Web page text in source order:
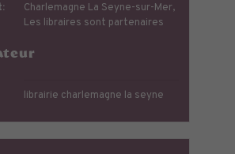
Charlemagne La Seyne-sur-Mer,
Les libraires sont partenaires
librairie charlemagne la seyne